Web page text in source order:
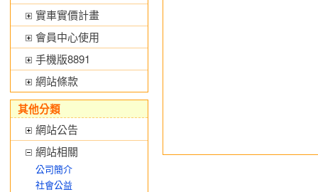
實車實價計畫
會員中心使用
手機版8891
網站條款
其他分類
網站公告
網站相關
公司簡介
社會公益